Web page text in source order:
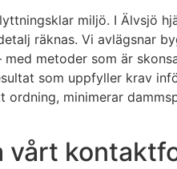
miljö. I Älvsjö
räknas. Vi avlägsnar
metoder som är
som uppfyller krav
minimerar
vårt